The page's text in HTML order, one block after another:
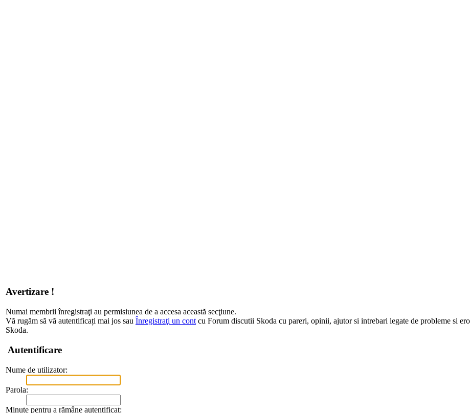
Avertizare !
Numai membrii înregistraţi au permisiunea de a accesa această secţiune.
Vă rugăm să vă autentificați mai jos sau Înregistraţi un cont cu Forum discutii Skoda cu pareri, opinii, ajutor si intrebari legate de probleme si
Skoda.
Autentificare
Nume de utilizator:
Parola:
Minute pentru a rămâne autentificat: